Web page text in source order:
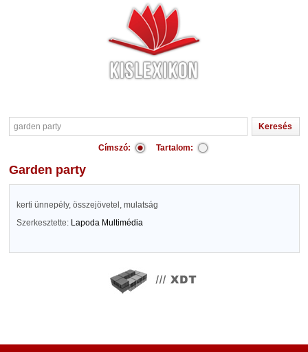
Címszó: Tartalom:
garden party
kerti ünnepély, összejövetel, mulatság
Szerkesztette: Lapoda Multimédia